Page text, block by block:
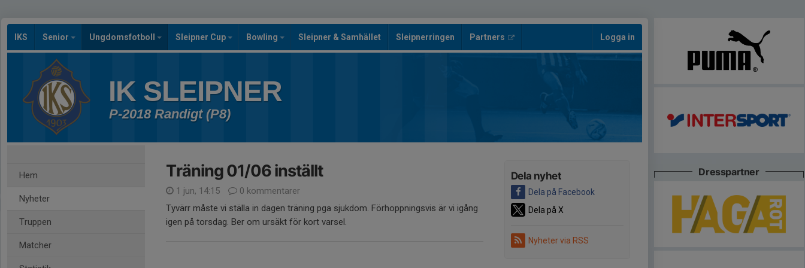
IKS Senior Ungdomsfotboll Sleipner Cup Bowling Sleipner & Samhället Sleipnerringen Partners Logga in
IK SLEIPNER
P-2018 Randigt (P8)
Hem
Nyheter
Truppen
Matcher
Dela nyhet
Dela på Facebook
Dela på X
Nyheter via RSS
Träning 01/06 inställt
1 jun, 14:15
0 kommentarer
Tyvärr måste vi ställa in dagen träning pga sjukdom. Förhoppningsvis är vi igång
igen på torsdag. Ber om ursäkt för kort varsel.
Dresspartner